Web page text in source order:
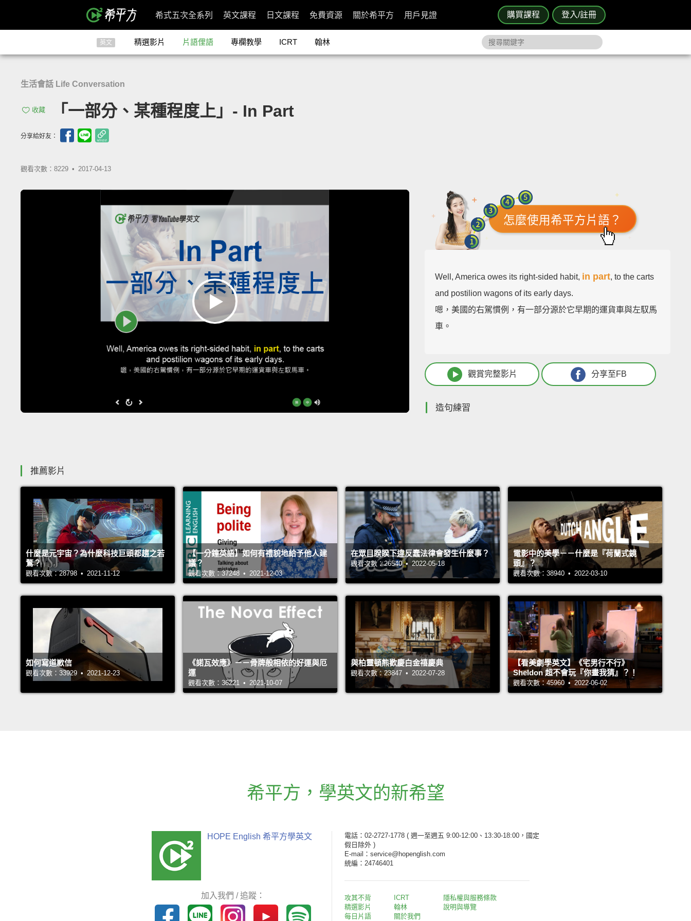
購買課程 登入/註冊
希式五次全系列 英文課程 日文課程 免費資源 關於希平方 用戶見證
英文 精選影片 片語俚語 專欄教學 ICRT 翰林
生活會話 Life Conversation
收藏 「一部分、某種程度上」- In Part
分享給好友：
觀看次數：8229 • 2017-04-13
怎麼使用希平方片語？
Well, America owes its right-sided habit, in part, to the carts
and postilion wagons of its early days.
嗯，美國的右駕慣例，有一部分源於它早期的運貨車與左馭馬
車。
觀賞完整影片 分享至FB
造句練習
推薦影片
什麼是元宇宙？為什麼科技巨頭都趨之若
鶩？
觀看次數：28798 • 2021-11-12
【一分鐘英語】如何有禮貌地給予他人建
議？
觀看次數：37248 • 2021-12-03
在眾目睽睽下違反蠢法律會發生什麼事？
觀看次數：26540 • 2022-05-18
電影中的美學－－什麼是『荷蘭式鏡
頭』？
觀看次數：38940 • 2022-03-10
如何寫道歉信
觀看次數：33929 • 2021-12-23
《諾瓦效應》－－骨牌般相依的好運與厄
運
觀看次數：36221 • 2021-10-07
與柏靈頓熊歡慶白金禧慶典
觀看次數：23847 • 2022-07-28
【看美劇學英文】《宅男行不行》
Sheldon 超不會玩『你畫我猜』？！
觀看次數：45960 • 2022-06-02
希平方 ， 學英文的新希望
HOPE English 希平方學英文
加入我們 / 追蹤：
電話：02-2727-1778 ( 週一至週五 9:00-12:00、13:30-18:00，國定
假日除外 )
E-mail：service@hopenglish.com
統編：24746401
攻其不背
精選影片
每日片語
ICRT
翰林
關於我們
隱私權與服務條款
說明與導覽